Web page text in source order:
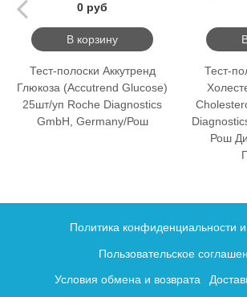
0 руб
В корзину
Тест-полоски Аккутренд
Глюкоза (Accutrend Glucose)
25шт/уп Roche Diagnostics
GmbH, Germany/Рош
Тест-
Рош
Политика конфиденциальности
Пользовательское
Условия обмена и возврата